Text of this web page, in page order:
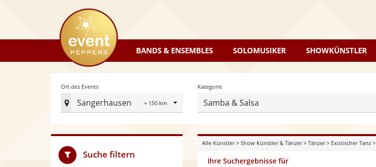
eventpeppers
BANDS & ENSEMBLES SOLOMUSIKER SHOWKÜNSTLER
Ort des Events
Sangerhausen
Radius
Ort
Events
festlegen
Kategorie
Samba & Salsa
Alle Künstler> Show Künstler & Tänzer> Tänzer> Exotischer Tanz>
Ihre Suchergebnisse für
Suche filtern